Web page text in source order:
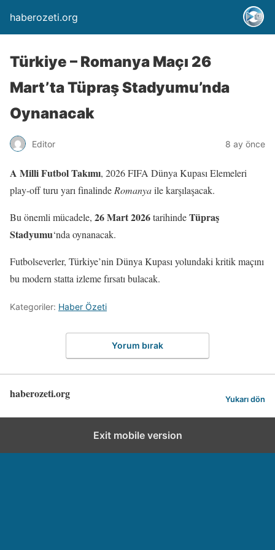
haberozeti.org
Türkiye – Romanya Maçı 26
Mart’ta Tüpraş Stadyumu’nda
Oynanacak
Editor 8 ay önce
A Milli Futbol Takımı, 2026 FIFA Dünya Kupası Elemeleri
play-off turu yarı finalinde Romanyaile karşılaşacak.
Bu önemli mücadele, 26 Mart 2026tarihindeTüpraş
Stadyumu‘nda oynanacak.
Futbolseverler, Türkiye’nin Dünya Kupası yolundaki kritik maçını
bu modern statta izleme fırsatı bulacak.
Kategoriler: Haber Özeti
Yorum bırak
haberozeti.org Yukarı dön
Exit mobile version